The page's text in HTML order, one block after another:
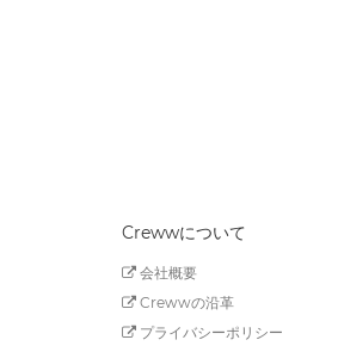
Crewwについて
会社概要
Crewwの沿革
プライバシーポリシー